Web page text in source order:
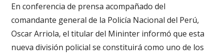
En conferencia de prensa acompañado del
comandante general de la Policía Nacional del Perú,
Oscar Arriola, el titular del Mininter informó que esta
nueva división policial se constituirá como uno de los